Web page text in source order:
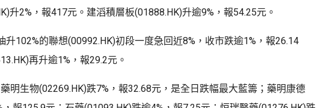
升2%，報417元。建滔積層板(01888.HK)升逾9%，報54.25元。
升102%的聯想(00992.HK)初段一度急回近8%，收市跌逾1%，報26.14
再升逾1%，報29.2元。
明生物(02269.HK)跌7%，報32.68元，是全日跌幅最大藍籌；藥明康德